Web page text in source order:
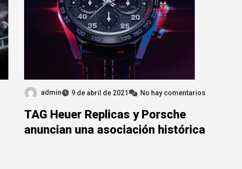
admin 9 de abril de 2021 No hay comentarios
TAG Heuer Replicas y Porsche
anuncian una asociación histórica